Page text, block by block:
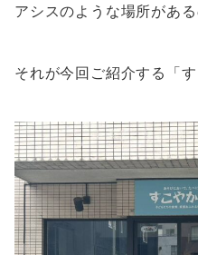
アシスのような場所があ
それが今回ご紹介する「す